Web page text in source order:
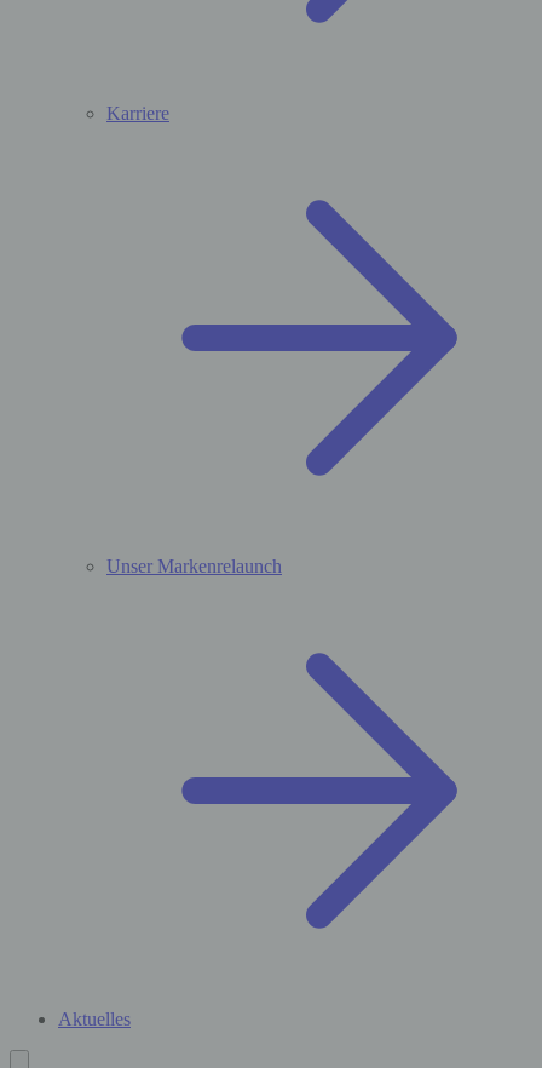
Karriere
Unser Markenrelaunch
Aktuelles